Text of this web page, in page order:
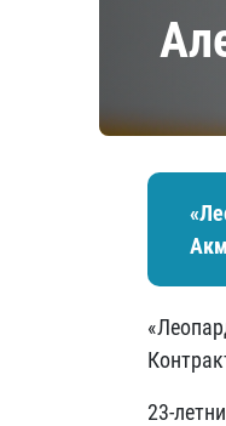
23-